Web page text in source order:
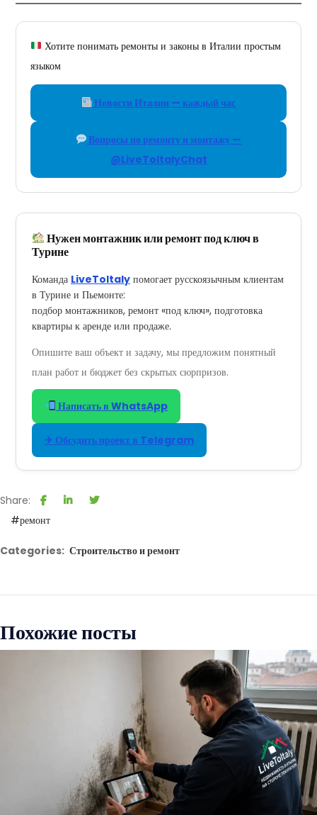
Хотите понимать ремонты и законы в Италии простым
языком
Новости Италии — каждый час
Вопросы по ремонту и монтажу —
@LiveToItalyChat
Нужен монтажник или ремонт под ключ в
Турине
Команда LiveToItaly помогает русскоязычным клиентам
в Турине и Пьемонте:
подбор монтажников, ремонт «под ключ», подготовка
квартиры к аренде или продаже.
Опишите ваш объект и задачу, мы предложим понятный
план работ и бюджет без скрытых сюрпризов.
Написать в WhatsApp
✈ Обсудить проект в Telegram
Share:
#ремонт
Categories: Строительство и ремонт
Похожие посты